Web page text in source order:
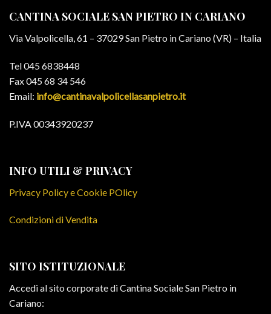
CANTINA SOCIALE SAN PIETRO IN CARIANO
Via Valpolicella, 61 – 37029 San Pietro in Cariano (VR) – Italia
Tel 045 6838448
Fax 045 68 34 546
Email: info@cantinavalpolicellasanpietro.it
P.IVA 00343920237
INFO UTILI & PRIVACY
Privacy Policy e Cookie POlicy
Condizioni di Vendita
SITO ISTITUZIONALE
Accedi al sito corporate di Cantina Sociale San Pietro in
Cariano: